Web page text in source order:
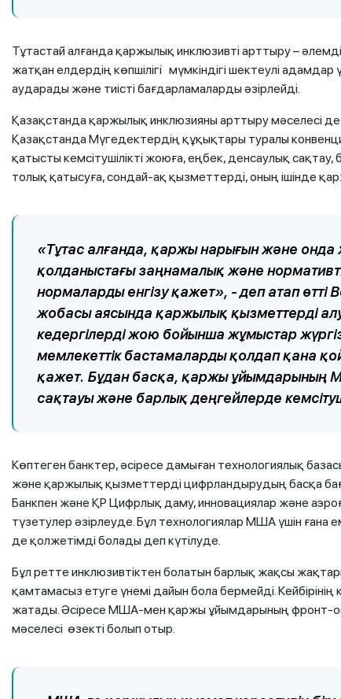
Тұтастай алғанда қаржылық инклюзивті арттыру –
жатқан елдердің көпшілігі мүмкіндігі шектеулі
аударады және тиісті бағдарламаларды әзірлейді.
Қазақстанда қаржылық инклюзияны арттыру мәселесі
Қазақстанда Мүгедектердің құқықтары туралы
қатысты кемсітушілікті жоюға, еңбек, денсаулық
толық қатысуға, сондай-ақ қызметтерді, оның ішінде
«Тұтас алғанда, қаржы нарығын және онда
қолданыстағы заңнамалық және
нормаларды енгізу қажет», - деп атап
жобасы аясында қаржылық қызметтерді
кедергілерді жою бойынша жұмыстар
мемлекеттік бастамаларды қолдап қана
қажет. Бұдан басқа, қаржы ұйымдарының
сақтауы және барлық деңгейлерде
Көптеген банктер, әсіресе дамыған технологиялық
және қаржылық қызметтерді цифрландырудың басқа
Банкпен және ҚР Цифрлық даму, инновациялар және
түзетулер әзірлеуде. Бұл технологиялар МША үшін
де қолжетімді болады деп күтілуде.
Бұл ретте инклюзивтіктен болатын барлық жақсы
қамтамасыз етуге үнемі дайын бола бермейді.
жатады. Әсіресе МША-мен қаржы ұйымдарының фронт-
мәселесі өзекті болып отыр.